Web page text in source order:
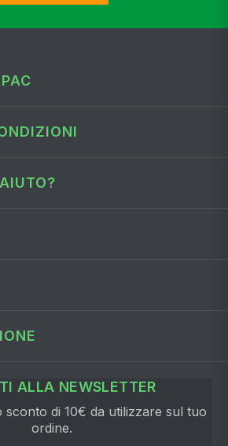
ALLA NEWSLETTER
sconto di 10€ da utilizzare sul tuo
ordine.